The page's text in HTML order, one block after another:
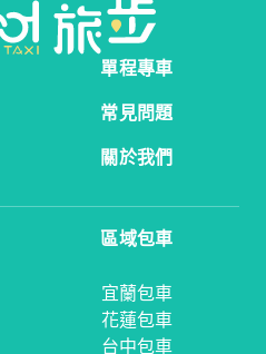
單程專車
常見問題
關於我們
區域包車
宜蘭包車
花蓮包車
台中包車